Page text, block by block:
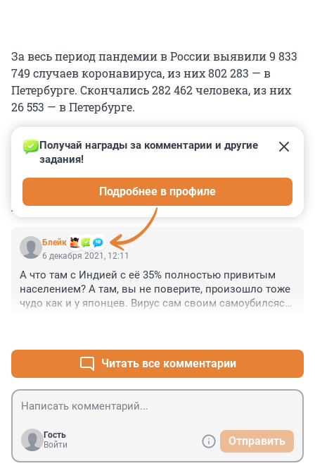
За весь период пандемии в России выявили 9 833
749 случаев коронавируса, из них 802 283 — в
Петербурге. Скончались 282 462 человека, из них
26 553 — в Петербурге.
КОММЕНТАРИИ 7
Блейк
Получай награды за комментарии и другие
задания!
Подробнее в профиле
6 декабря 2021, 12:11
А что там с Индией с её 35% полностью привитым
населением? А там, вы не поверите, произошло тоже
чудо как и у японцев. Вирус сам своим самоубилсяса.
ниже чем у нас в три раза, и смертность невысокая,
поскольку есть штаты, которые инвермектин не
используют, вот они и главные спонсоры статистики
по заболеваемости и смертям. Ау, медики! Может
начнём использовать опыт этих стран? Мы через
месяц все больницы разгрузим. Или как это лечить
дешёвым препаратом. У нас уже яхты заказаны от
бабла за вакцинацию.
Читать все комментарии
Гость
Войти
Отправить